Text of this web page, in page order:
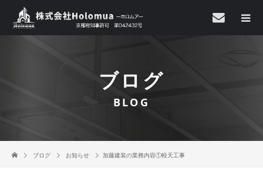
ブログ
BLOG
ブログ お知らせ 加藤建装の業務内容①軽天工事